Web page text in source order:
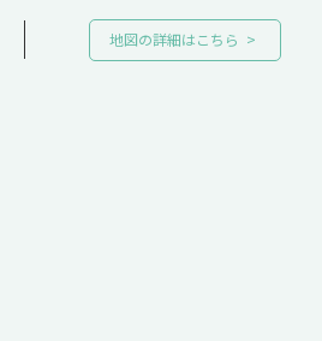
地図の詳細はこちら